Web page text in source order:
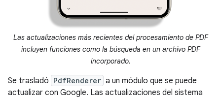
Las actualizaciones más recientes del procesamiento de PDF
incluyen funciones como la búsqueda en un archivo PDF
incorporado.
Se trasladó PdfRenderer a un módulo que se puede
actualizar con Google. Las actualizaciones del sistema